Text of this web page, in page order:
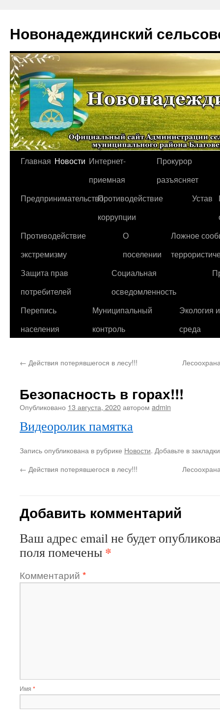
Новонадеждинский
Перейти
содержимому
Главная Новости Интернет-
приемная
Прокурор
разъясняет
ПредпринимательствоПротиводействие
коррупции
Устав
Противодействие
экстремизму
О
поселении
Ложное
Защита прав
потребителей
Социальная
осведомленность
Перепись
населения
Муниципальный
контроль
Экология
среда
← Действия потерявшегося в лесу!!!
Безопасность в горах!!!
Опубликовано 13 августа, 2020автором admin
Видеоролик памятка
Запись опубликована в рубрике Новости. Добавьте в
← Действия потерявшегося в лесу!!!
Добавить комментарий
Ваш адрес email не будет
поля помечены *
Комментарий *
Имя *